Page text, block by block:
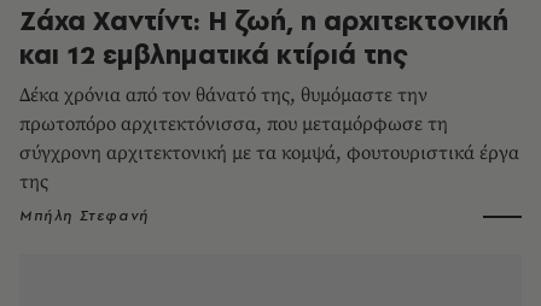
Ζάχα Χαντίντ: Η ζωή, η αρχιτεκτονική
και 12 εμβληματικά κτίριά της
Δέκα χρόνια από τον θάνατό της, θυμόμαστε την
πρωτοπόρο αρχιτεκτόνισσα, που μεταμόρφωσε τη
σύγχρονη αρχιτεκτονική με τα κομψά, φουτουριστικά έργα
της
Μπήλη Στεφανή